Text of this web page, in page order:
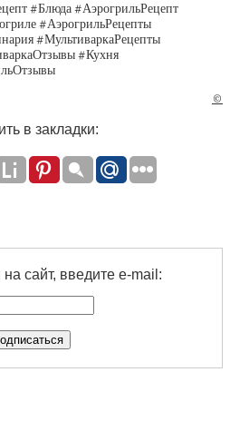
#Блюда #АэрогрильРецепт
#АэрогрильРецепты
#МультиваркаРецепты
#Кухня
©
в закладки:
сайт, введите e-mail: